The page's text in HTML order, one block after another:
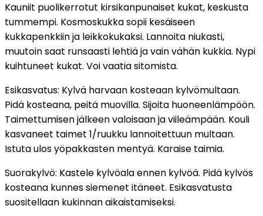
Kauniit puolikerrotut kirsikanpunaiset kukat, keskusta
tummempi. Kosmoskukka sopii kesäiseen
kukkapenkkiin ja leikkokukaksi. Lannoita niukasti,
muutoin saat runsaasti lehtiä ja vain vähän kukkia. Nypi
kuihtuneet kukat. Voi vaatia sitomista.
Esikasvatus: Kylvä harvaan kosteaan kylvömultaan.
Pidä kosteana, peitä muovilla. Sijoita huoneenlämpöön.
Taimettumisen jälkeen valoisaan ja viileämpään. Kouli
kasvaneet taimet 1/ruukku lannoitettuun multaan.
Istuta ulos yöpakkasten mentyä. Karaise taimia.
Suorakylvö: Kastele kylvöala ennen kylvöä. Pidä kylvös
kosteana kunnes siemenet itäneet. Esikasvatusta
suositellaan kukinnan aikaistamiseksi.